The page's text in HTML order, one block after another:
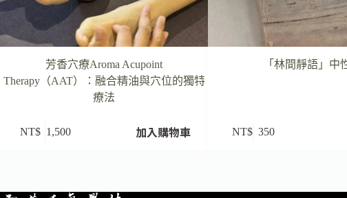
芳香穴療Aroma Acupoint
Therapy（AAT）：融合精油與穴位的獨特
療法
NT$ 1,500 加入購物車
「林間靜語」中
NT$ 350